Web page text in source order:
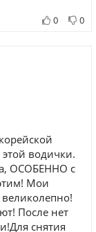
0 0
водички.
ОСОБЕННО с
Мои
После нет
снятия